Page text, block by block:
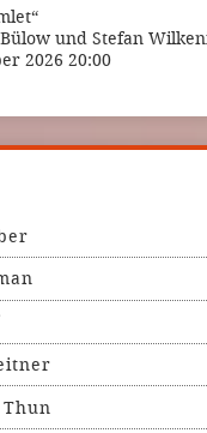
und Stefan
2026 20:00